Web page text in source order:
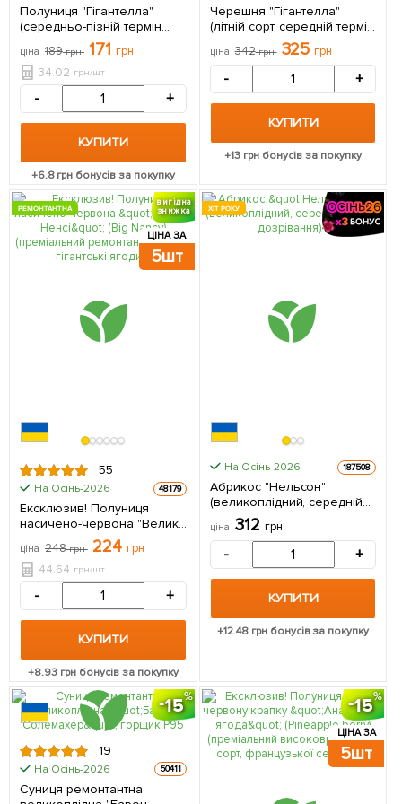
Полуниця "Гігантелла"
(середньо-пізній термін
дозрівання, великоплідний
сорт) 5 шт в упаковці
ціна 189грн 171 грн
34.02 грн/шт
- +
КУПИТИ
+6.8грн бонусів за покупку
Черешня "Гігантелла"
(літній сорт, середній термін
дозрівання) 1 саджанець в
упаковці
ціна 342грн 325 грн
- +
КУПИТИ
+13 грн бонусів за покупку
вигідна
знижка
ЦІНА ЗА
5шт
РЕМОНТАНТНА
55
На Осінь-2026 48179
Ексклюзив! Полуниця
насичено-червона "Велика
Ненсі" (Big Nancy)
(преміальний ремонтантний
сорт, гігантські ягоди) 5 шт
в упаковці
ціна 248грн 224 грн
44.64 грн/шт
- +
КУПИТИ
+8.93 грн бонусів за покупку
ХІТ РОКУ
На Осінь-2026 187508
Абрикос "Нельсон"
(великоплідний, середній
термін дозрівання) 1
саджанець в упаковці
ціна 312 грн
- +
КУПИТИ
+12.48грн бонусів за покупку
15
19
На Осінь-2026 50411
Суниця ремонтантна
15
ЦІНА ЗА
5шт